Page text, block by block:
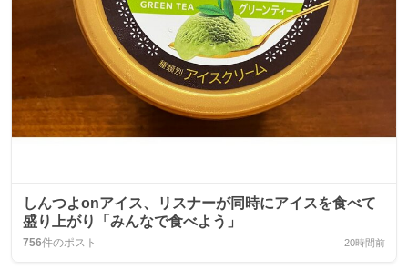
しんつよonアイス、リスナーが同時にアイスを食べて
盛り上がり「みんなで食べよう」
756件のポスト 20時間前